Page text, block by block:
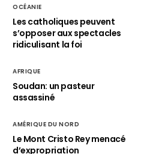
OCÉANIE
Les catholiques peuvent
s’opposer aux spectacles
ridiculisant la foi
AFRIQUE
Soudan: un pasteur
assassiné
AMÉRIQUE DU NORD
Le Mont Cristo Rey menacé
d’expropriation